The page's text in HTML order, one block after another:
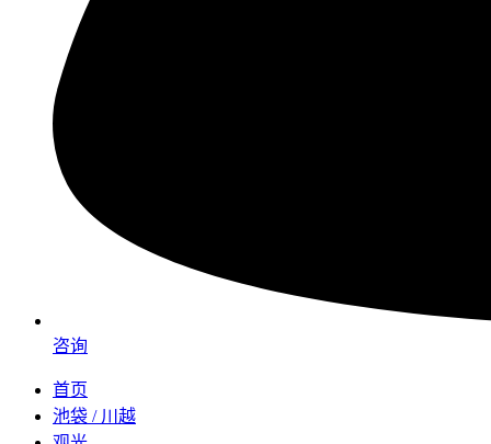
咨询
首页
池袋 / 川越